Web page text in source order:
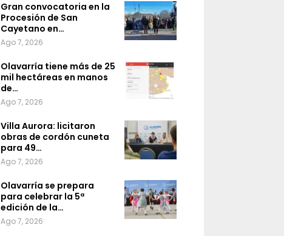
Gran convocatoria en la
Procesión de San
Cayetano en…
Ago 7, 2026
Olavarría tiene más de 25
mil hectáreas en manos
de…
Ago 7, 2026
Villa Aurora: licitaron
obras de cordón cuneta
para 49…
Ago 7, 2026
Olavarría se prepara
para celebrar la 5ª
edición de la…
Ago 7, 2026